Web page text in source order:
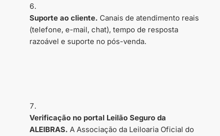
Suporte ao cliente. Canais de atendimento reais
(telefone, e-mail, chat), tempo de resposta
razoável e suporte no pós-venda.
Verificação no portal Leilão Seguro da
ALEIBRAS. A Associação da Leiloaria Oficial do